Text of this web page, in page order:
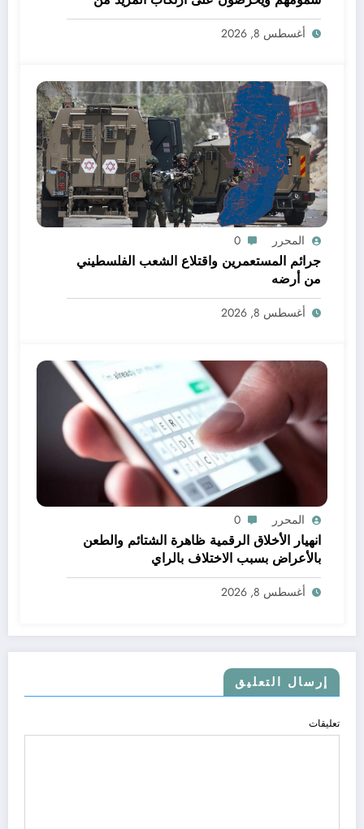
الجرائم
أغسطس 8, 2026
المحرر 0
جرائم المستعمرين واقتلاع الشعب الفلسطيني
من أرضه
أغسطس 8, 2026
المحرر 0
انهيار الأخلاق الرقمية ظاهرة الشتائم والطعن
بالأعراض بسبب الاختلاف بالراي
أغسطس 8, 2026
إرسال التعليق
تعليقات